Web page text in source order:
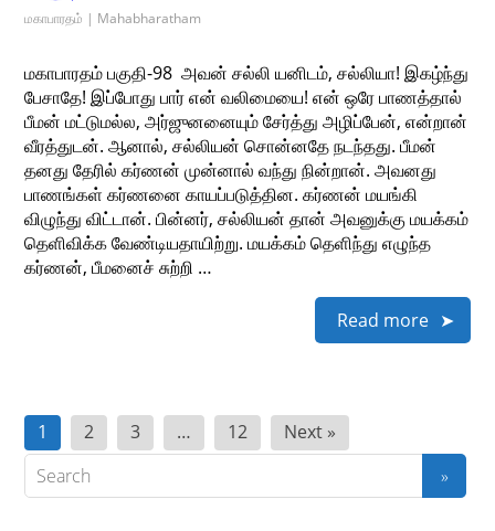
மகாபாரதம் | Mahabharatham
மகாபாரதம் பகுதி-98 ​ அவன் சல்லி யனிடம், சல்லியா! இகழ்ந்து
பேசாதே! இப்போது பார் என் வலிமையை! என் ஒரே பாணத்தால்
பீமன் மட்டுமல்ல, அர்ஜுனனையும் சேர்த்து அழிப்பேன், என்றான்
வீரத்துடன். ஆனால், சல்லியன் சொன்னதே நடந்தது. பீமன்
தனது தேரில் கர்ணன் முன்னால் வந்து நின்றான். அவனது
பாணங்கள் கர்ணனை காயப்படுத்தின. கர்ணன் மயங்கி
விழுந்து விட்டான். பின்னர், சல்லியன் தான் அவனுக்கு மயக்கம்
தெளிவிக்க வேண்டியதாயிற்று. மயக்கம் தெளிந்து எழுந்த
கர்ணன், பீமனைச் சுற்றி …
Read more
Posts
pagination
1 2 3 … 12 Next »